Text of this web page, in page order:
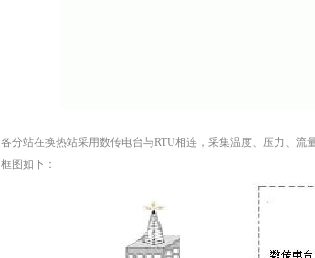
各分站在换热站采用数传电台与RTU相连，采集温度、压力、流
框图如下：